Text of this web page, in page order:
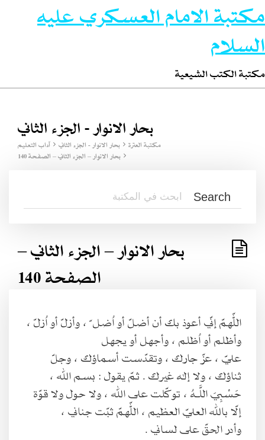
مكتبة الامام العسكري عليه
السلام
مكتبة الكتب الشيعية
بحار الانوار - الجزء الثاني
مكتبة العترة بحار الانوار - الجزء الثاني
آداب التعليم
بحار الانوار – الجزء الثاني – الصفحة 140
بحار الانوار – الجزء الثاني –
الصفحة 140
اللّهمّ إنّي أعوذ بك أن أضلّ أو اُضل ّ ، وأزلّ أو اُزلّ ،
وأظلم أو اُظلم ، وأجهل أو يجهل
عليّ ، عزّ جارك ، وتقدّست أسماؤك ، وجلّ
ثناؤك ، ولا إله غيرك . ثمّ يقول : بسم الله ،
حَسْبِيَ اللَّـهُ ، توكّلت على الله ، ولا حول ولا قوّة
إلّا بالله العليّ العظيم ، اللّهمّ ثبّت جناني ،
وأدر الحقّ على لساني .